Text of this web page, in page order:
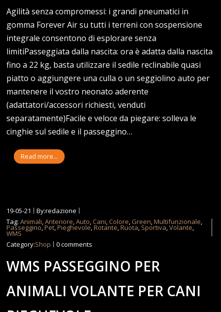
Agilità senza compromessi: i grandi pneumatici in
gomma Forever Air su tutti i terreni con sospensione
integrale consentono di esplorare senza
limitiPasseggiata dalla nascita: ora è adatta dalla nascita
fino a 22 kg, basta utilizzare il sedile reclinabile quasi
piatto o aggiungere una culla o un seggiolino auto per
mantenere il vostro neonato aderente
(adattatori/accessori richiesti, venduti
separatamente)Facile e veloce da piegare: solleva le
cinghie sul sedile e il passeggino…
Read more...
19-05-21
By:redazione
Tag:Animali,Anteriore,Auto, Cani, Colore, Green,Multifunzionale,
Passeggino,Pet,Pieghevole,Rotante,Ruota, Sportiva,Volante,
WMS
Category:Shop 0 comments
WMS PASSEGGINO PER
ANIMALI VOLANTE PER CANI